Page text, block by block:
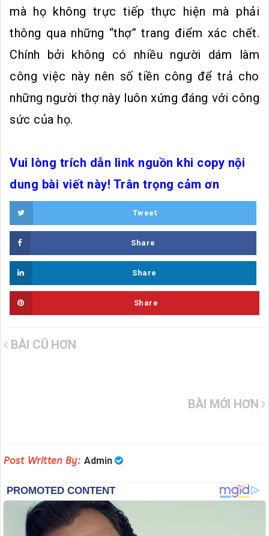
mà họ không trực tiếp thực hiện mà phải
thông qua những “thợ” trang điểm xác chết.
Chính bởi không có nhiều người dám làm
công việc này nên số tiền công để trả cho
những người thợ này luôn xứng đáng với công
sức của họ.
Vui lòng trích dẫn link nguồn khi copy nội
dung bài viết này! Trân trọng cảm ơn
Tweet
Share
Share
Share
BÀI CŨ HƠN
BÀI MỚI HƠN
Post Written By: Admin